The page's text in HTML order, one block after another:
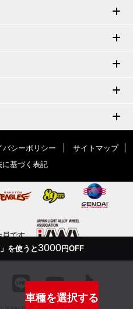
を使うと 3000円OFF
車種を選択する
バシーポリシー
サイトマップ
に基づく表記
員です